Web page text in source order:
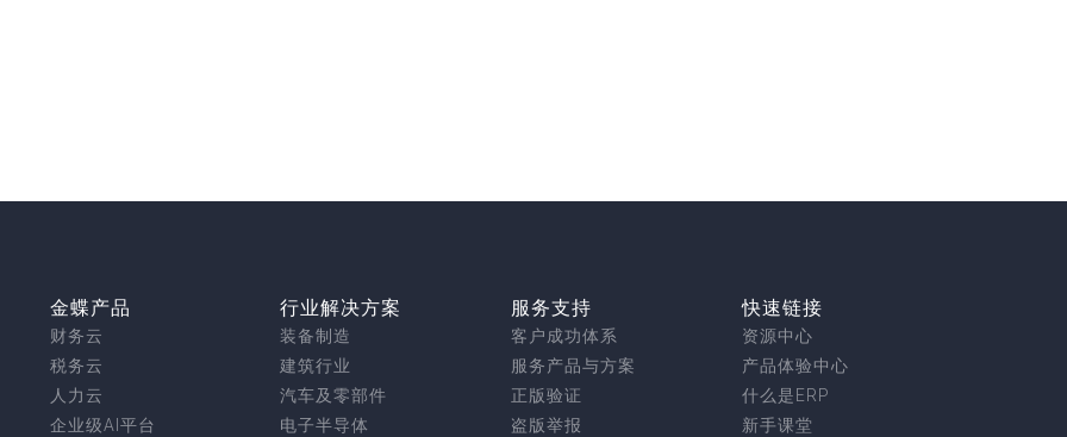
金蝶产品
财务云
税务云
人力云
企业级AI平台
行业解决方案
装备制造
建筑行业
汽车及零部件
电子半导体
服务支持
客户成功体系
服务产品与方案
正版验证
盗版举报
快速链接
资源中心
产品体验中心
什么是ERP
新手课堂